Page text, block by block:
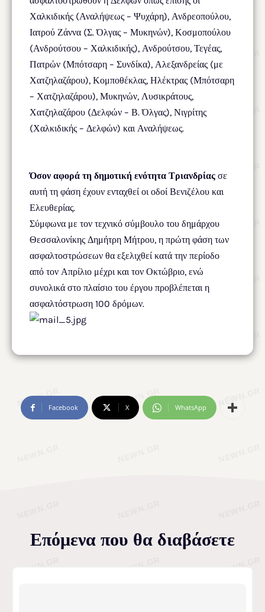
Χαλκιδικής (Αναλήψεως – Ψυχάρη), Ανδρεοπούλου,
Ιατρού Ζάννα (Σ. Όλγας – Μυκηνών), Κοσμοπούλου
(Ανδρούτσου – Χαλκιδικής), Ανδρούτσου, Τεγέας,
Πατρών (Μπότσαρη – Συνδίκα), Αλεξανδρείας (με
Χατζηλαζάρου), Κομποθέκλας, Ηλέκτρας (Μπότσαρη
– Χατζηλαζάρου), Μυκηνών, Λυσικράτους,
Χατζηλαζάρου (Δελφών – Β. Όλγας), Νιγρίτης
(Χαλκιδικής – Δελφών) και Αναλήψεως.
Όσον αφορά τη δημοτική ενότητα Τριανδρίας σε
αυτή τη φάση έχουν ενταχθεί οι οδοί Βενιζέλου και
Ελευθερίας.
Σύμφωνα με τον τεχνικό σύμβουλο του δημάρχου
Θεσσαλονίκης Δημήτρη Μήτρου, η πρώτη φάση των
ασφαλτοστρώσεων θα εξελιχθεί κατά την περίοδο
από τον Απρίλιο μέχρι και τον Οκτώβριο, ενώ
συνολικά στο πλαίσιο του έργου προβλέπεται η
ασφαλτόστρωση 100 δρόμων.
Facebook X WhatsApp
Επόμενα που θα διαβάσετε